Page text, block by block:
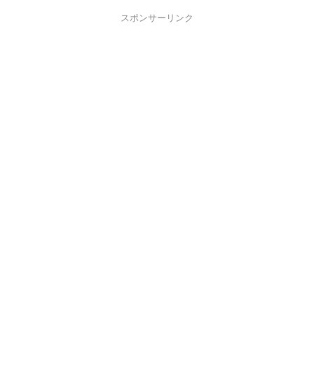
スポンサーリンク